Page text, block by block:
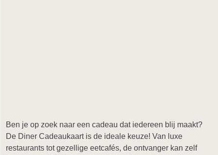
Ben je op zoek naar een cadeau dat iedereen blij maakt?
De Diner Cadeaukaart is de ideale keuze! Van luxe
restaurants tot gezellige eetcafés, de ontvanger kan zelf